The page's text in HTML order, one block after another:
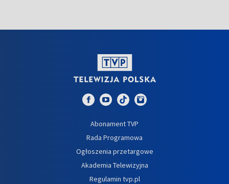
Abonament TVP
Rada Programowa
Ogłoszenia przetargowe
Akademia Telewizyjna
Regulamin tvp.pl